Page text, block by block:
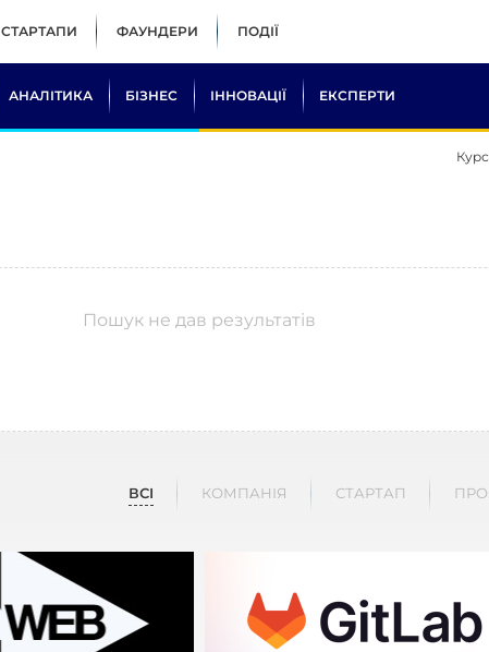
СТАРТАПИ ФАУНДЕРИ ПОДІЇ
АНАЛІТИКА БІЗНЕС ІННОВАЦІЇ ЕКСПЕРТИ
Пошук не дав результатів
ВСІ КОМПАНІЯ СТАРТАП